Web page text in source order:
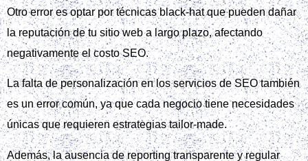
Otro error es optar por técnicas black-hat que pueden dañar
la reputación de tu sitio web a largo plazo, afectando
negativamente el costo SEO.
La falta de personalización en los servicios de SEO también
es un error común, ya que cada negocio tiene necesidades
únicas que requieren estrategias tailor-made.
Además, la ausencia de reporting transparente y regular